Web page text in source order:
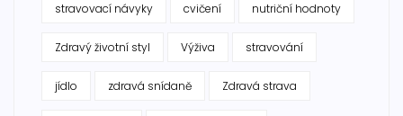
stravovací návyky cvičení nutriční hodnoty
Zdravý životní styl Výživa stravování
jídlo zdravá snídaně Zdravá strava